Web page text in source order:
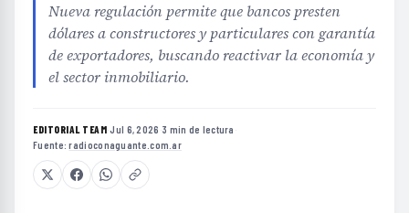
Nueva regulación permite que bancos presten
dólares a constructores y particulares con garantía
de exportadores, buscando reactivar la economía y
el sector inmobiliario.
EDITORIAL TEAM·Jul 6, 2026 ·3 min de lectura ·
Fuente:radioconaguante.com.ar